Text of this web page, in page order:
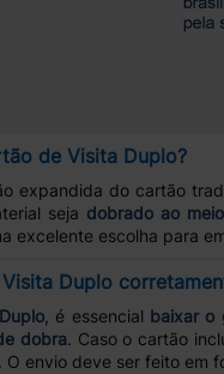
de Visita Duplo?
expandida do cartão
seja dobrado ao meio
excelente escolha para
Duplo
, é essencial baixar o
dobra. Caso o cartão
envio deve ser feito em